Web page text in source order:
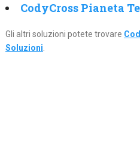
CodyCross Pianeta
Gli altri soluzioni potete trovare
Soluzioni.